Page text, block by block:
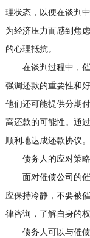
理状态，以便在谈判
为经济压力而感到焦
的心理抵抗。
在谈判过程中，催
强调还款的重要性和
他们还可能提供分期
高还款的可能性。通
顺利地达成还款协议。
债务人的应对策略
面对催债公司的催
应保持冷静，不要被
律咨询，了解自身的
债务人可以与催债